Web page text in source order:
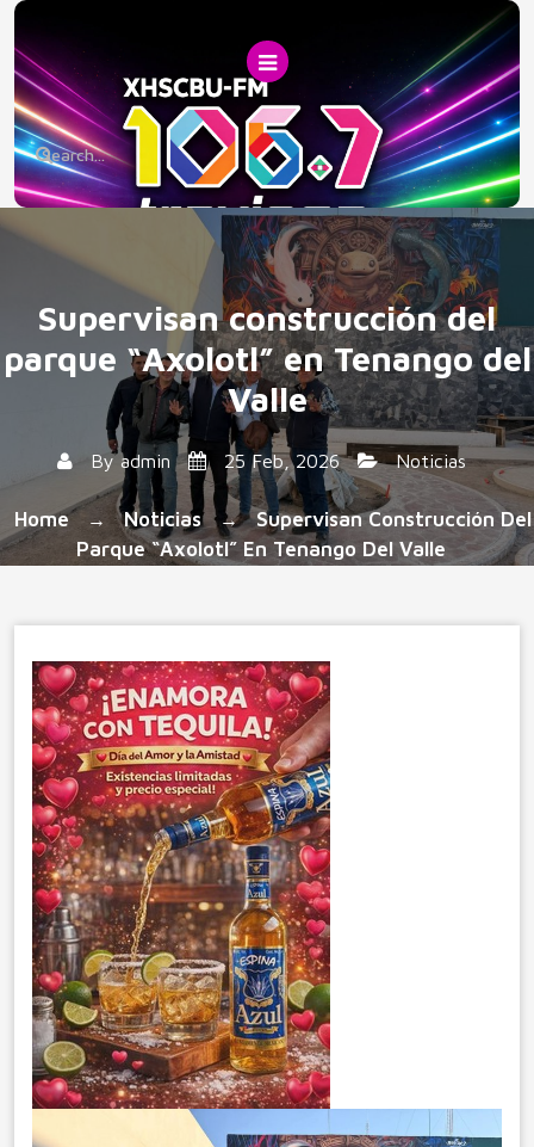
Skip
to
content
Supervisan construcción del
parque “Axolotl” en Tenango del
Valle
Byadmin 25 Feb, 2026 Noticias
Home → Noticias → Supervisan Construcción Del
Parque “Axolotl” En Tenango Del Valle